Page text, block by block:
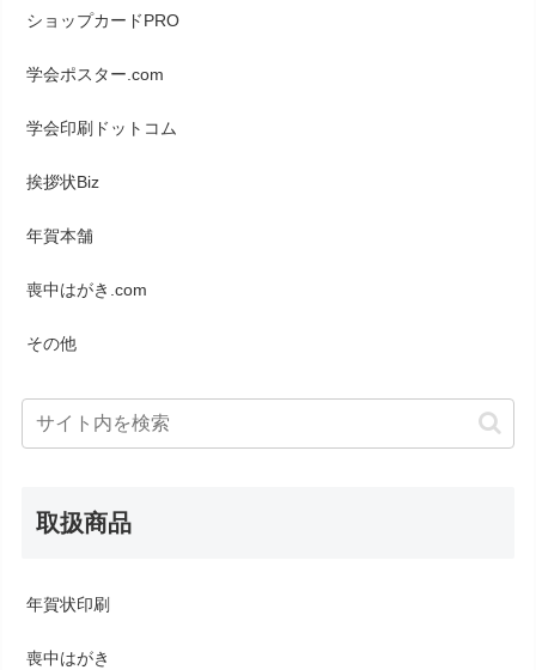
ショップカードPRO
学会ポスター.com
学会印刷ドットコム
挨拶状Biz
年賀本舗
喪中はがき.com
その他
取扱商品
年賀状印刷
喪中はがき